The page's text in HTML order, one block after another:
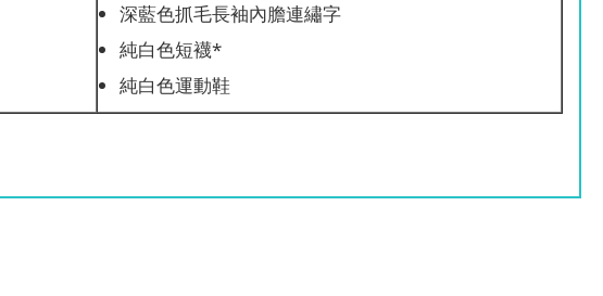
深藍色抓毛長袖內膽連繡字
純白色短襪*
純白色運動鞋